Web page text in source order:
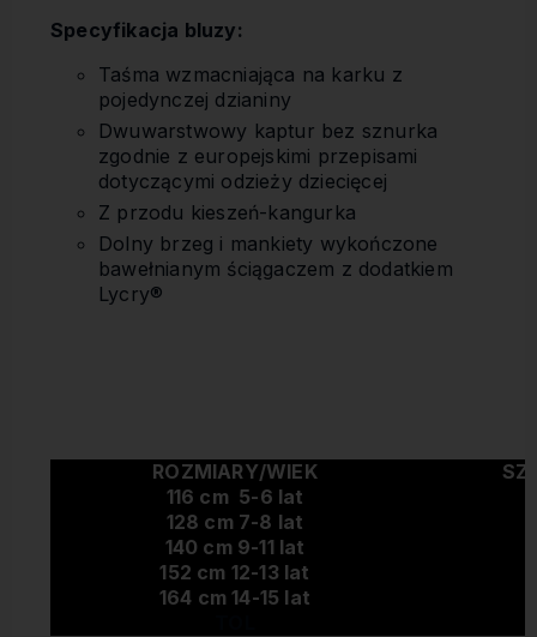
Specyfikacja bluzy:
Taśma wzmacniająca na karku z
pojedynczej dzianiny
Dwuwarstwowy kaptur bez sznurka
zgodnie z europejskimi przepisami
dotyczącymi odzieży dziecięcej
Z przodu kieszeń-kangurka
Dolny brzeg i mankiety wykończone
bawełnianym ściągaczem z dodatkiem
Lycry®
ROZMIARY/WIEK
116 cm 5-6 lat
128 cm 7-8 lat
140 cm 9-11 lat
152 cm 12-13 lat
164 cm 14-15 lat